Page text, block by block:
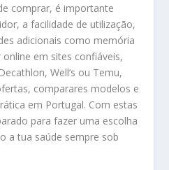
comprar, é importante
a facilidade de utilização,
adicionais como memória
em sites confiáveis,
Well’s ou Temu,
comparares modelos e
em Portugal. Com estas
para fazer uma escolha
a tua saúde sempre sob